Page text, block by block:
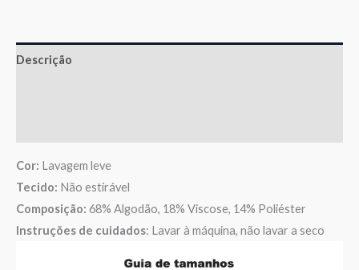
Descrição
Cor: Lavagem leve
Tecido: Não estirável
Composição: 68% Algodão, 18% Viscose, 14% Poliéster
Instruções de cuidados: Lavar à máquina, não lavar a seco